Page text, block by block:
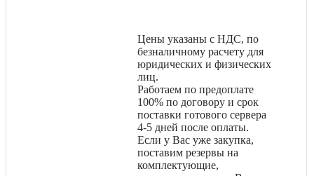
Цены указаны с НДС, по
безналичному расчету для
юридических и физических
лиц.
Работаем по предоплате
100% по договору и срок
поставки готового сервера
4-5 дней после оплаты.
Если у Вас уже закупка,
поставим резервы на
комплектующие,